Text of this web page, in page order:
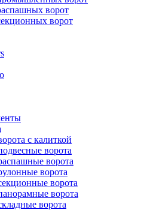
ворот
ворот
с калиткой
ворота
ворота
ворота
ворота
ворота
ворота